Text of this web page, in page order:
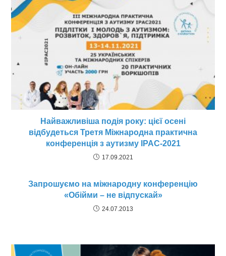
Найважливіша подія року: цієї осені
відбудеться Третя Міжнародна практична
конференція з аутизму IPAC-2021
17.09.2021
Запрошуємо на міжнародну конференцію
«Обійми – не відпускай»
24.07.2013